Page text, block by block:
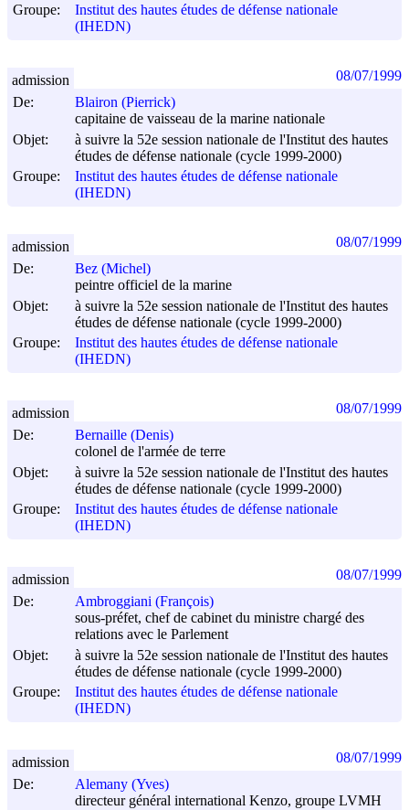
Groupe:
Institut des hautes études de défense nationale
(IHEDN)
De:
Blairon (Pierrick)
capitaine de vaisseau de la marine nationale
Objet:
à suivre la 52e session nationale de l'Institut des hautes
études de défense nationale (cycle 1999-2000)
Groupe:
Institut des hautes études de défense nationale
(IHEDN)
admission 08/07/1999
De:
Bez (Michel)
peintre officiel de la marine
Objet:
à suivre la 52e session nationale de l'Institut des hautes
études de défense nationale (cycle 1999-2000)
Groupe:
Institut des hautes études de défense nationale
(IHEDN)
admission 08/07/1999
De:
Bernaille (Denis)
colonel de l'armée de terre
Objet:
à suivre la 52e session nationale de l'Institut des hautes
études de défense nationale (cycle 1999-2000)
Groupe:
Institut des hautes études de défense nationale
(IHEDN)
admission 08/07/1999
De:
Ambroggiani (François)
sous-préfet, chef de cabinet du ministre chargé des
relations avec le Parlement
Objet:
à suivre la 52e session nationale de l'Institut des hautes
études de défense nationale (cycle 1999-2000)
Groupe:
Institut des hautes études de défense nationale
(IHEDN)
admission 08/07/1999
De:
Alemany (Yves)
directeur général international Kenzo, groupe LVMH
admission 08/07/1999